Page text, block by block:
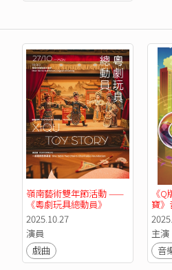
嶺南藝術雙年節活動 ——
《粵劇玩具總動員》
2025.10.27
演員
戲曲
《
寶
合家
主演
音